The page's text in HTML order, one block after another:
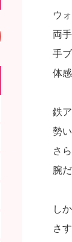
ウ
両
手
体
鉄
勢
さ
腕
し
さ